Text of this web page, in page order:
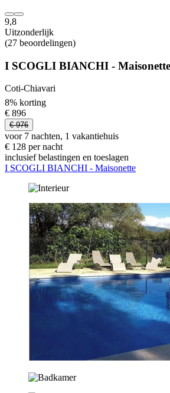
9,8
Uitzonderlijk
(27 beoordelingen)
I SCOGLI BIANCHI - Maisonette
Coti-Chiavari
8% korting
€ 896
€ 976
voor 7 nachten, 1 vakantiehuis
€ 128 per nacht
inclusief belastingen en toeslagen
I SCOGLI BIANCHI - Maisonette